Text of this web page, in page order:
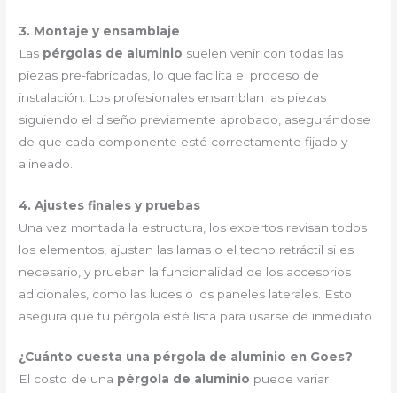
3. Montaje y ensamblaje
Las pérgolas de aluminio suelen venir con todas las
piezas pre-fabricadas, lo que facilita el proceso de
instalación. Los profesionales ensamblan las piezas
siguiendo el diseño previamente aprobado, asegurándose
de que cada componente esté correctamente fijado y
alineado.
4. Ajustes finales y pruebas
Una vez montada la estructura, los expertos revisan todos
los elementos, ajustan las lamas o el techo retráctil si es
necesario, y prueban la funcionalidad de los accesorios
adicionales, como las luces o los paneles laterales. Esto
asegura que tu pérgola esté lista para usarse de inmediato.
¿Cuánto cuesta una pérgola de aluminio en Goes?
El costo de una pérgola de aluminio puede variar